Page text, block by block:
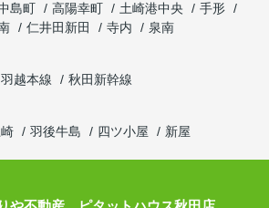
島町 高陽幸町 土崎港中央
手形
仁井田新田 寺内
泉南
羽越本線
秋田新幹線
羽後牛島 四ツ小屋 新屋